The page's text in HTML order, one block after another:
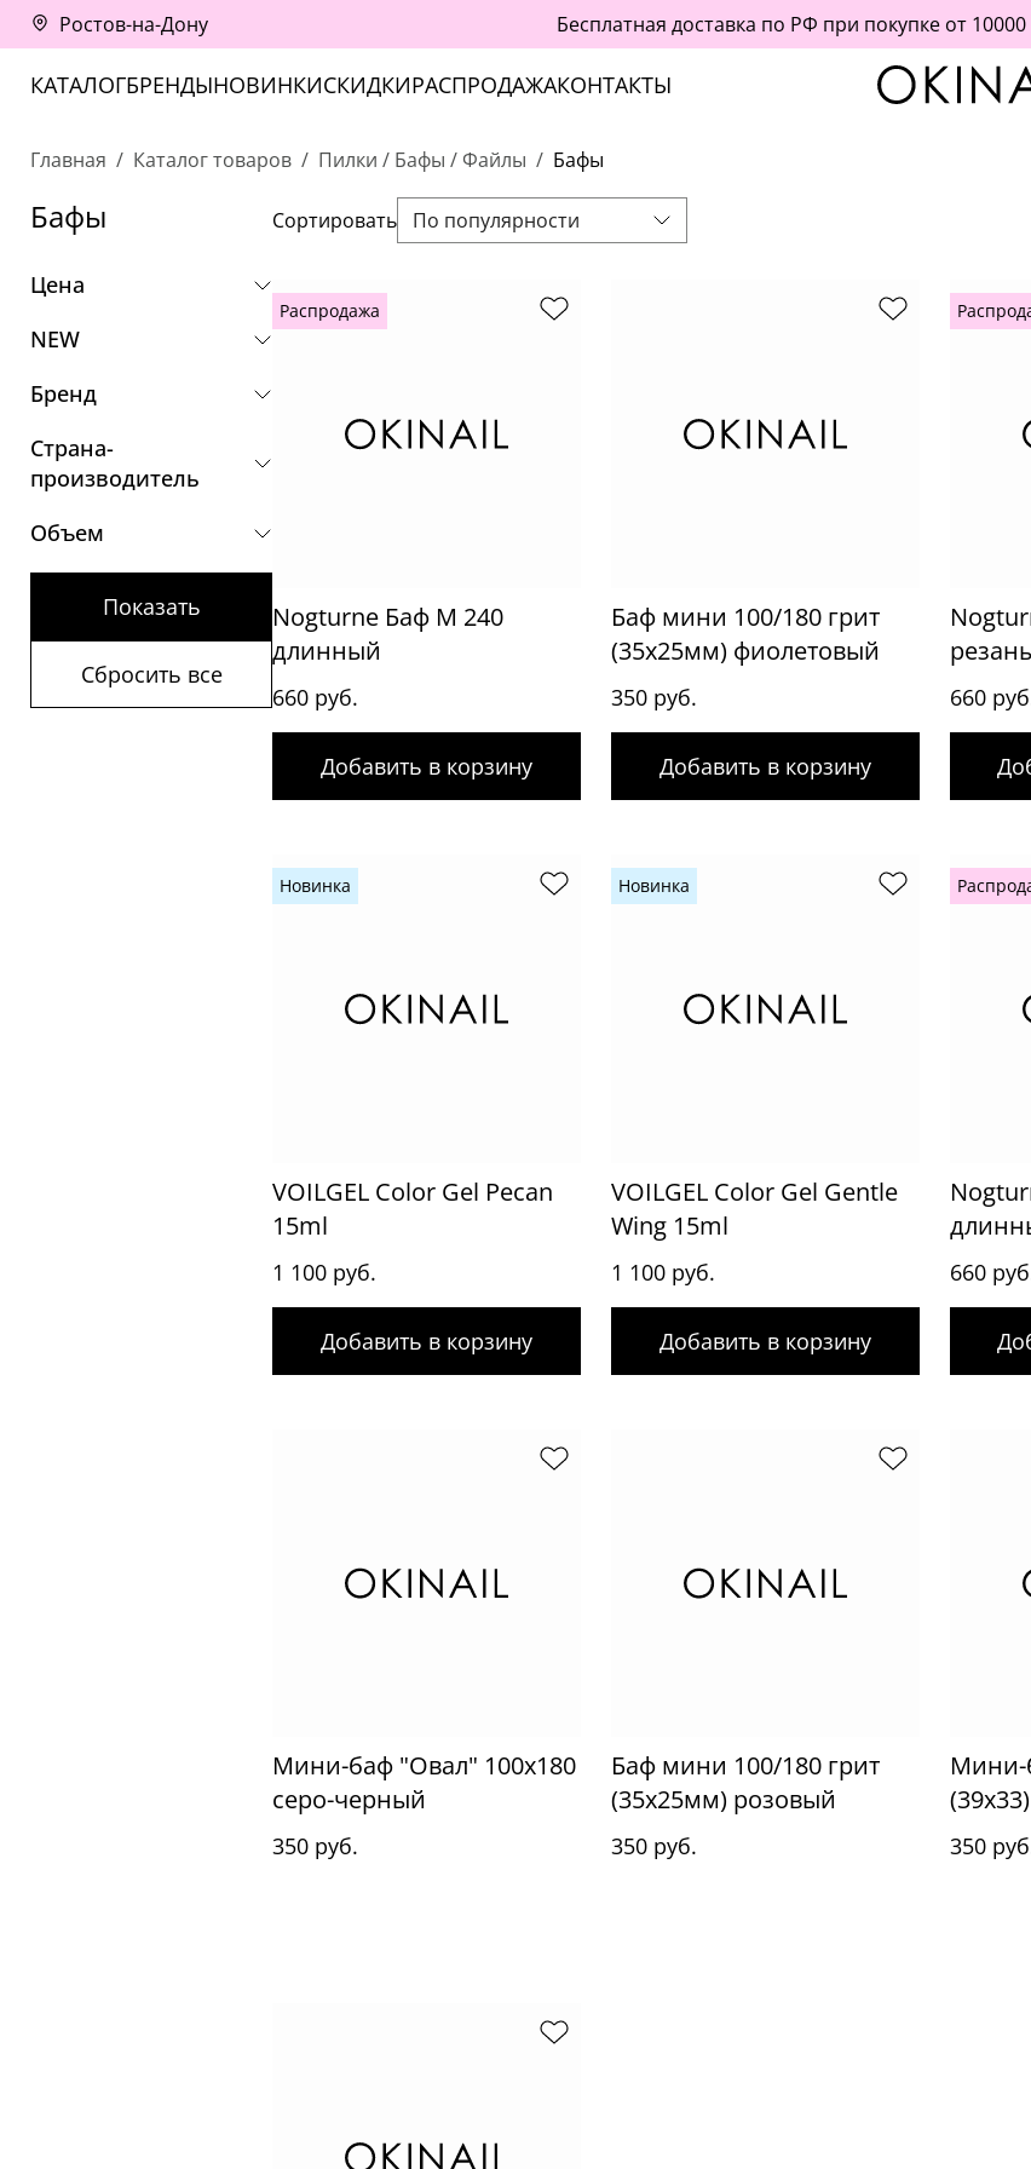
Ростов-на-Дону Бесплатная доставка по РФ при покупке от 10000
КАТАЛОГБРЕНДЫНОВИНКИСКИДКИРАСПРОДАЖАКОНТАКТЫ
Главная Каталог товаров Пилки / Бафы / Файлы Бафы
Бафы
Цена
NEW
Бренд
Страна-
производитель
Объем
Показать
Сбросить все
Сортировать По популярности
Распродажа
Nogturne Баф М 240
длинный
660 руб.
Добавить в корзину
Баф мини 100/180 грит
(35x25мм) фиолетовый
350 руб.
Добавить в корзину
660
Новинка
VOILGEL Color Gel Pecan
15ml
1 100 руб.
Добавить в корзину
Новинка
VOILGEL Color Gel Gentle
Wing 15ml
1 100 руб.
Добавить в корзину
660
Мини-баф "Овал" 100x180
серо-черный
350 руб.
Баф мини 100/180 грит
(35x25мм) розовый
350 руб.
Мини-
350